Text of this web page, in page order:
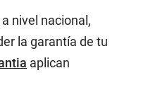
nivel nacional,
la garantía de tu
aplican